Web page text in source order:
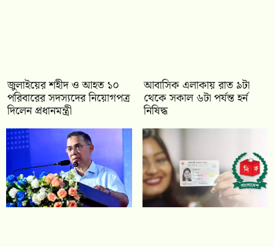
জুলাইয়ের শহীদ ও আহত ১০
পরিবারের সদস্যদের নিয়োগপত্র
দিলেন প্রধানমন্ত্রী
আবাসিক এলাকায় রাত ৯টা
থেকে সকাল ৬টা পর্যন্ত হর্ন
নিষিদ্ধ